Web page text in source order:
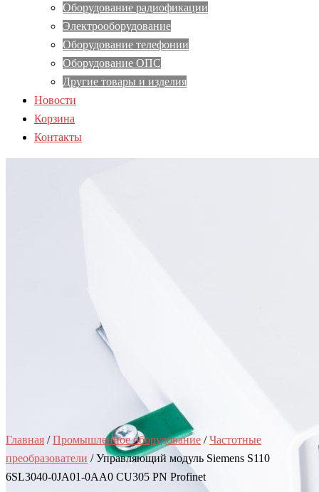
Оборудование радиофикации
Электрооборудование
Оборудование телефонии
Оборудование ОПС
Другие товары и изделия
Новости
Корзина
Контакты
Главная /Промышленное оборудование /Частотные
преобразователи / Управляющий модуль Siemens S110
6SL3040-0JA01-0AA0 CU305 PN Profinet